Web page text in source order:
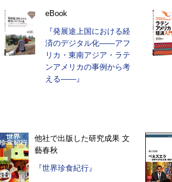
eBook
『発展途上国における経
済のデジタル化――アフ
リカ・東南アジア・ラテ
ンアメリカの事例から考
える――』
他社で出版した研究成果 文
藝春秋
『世界珍食紀行』